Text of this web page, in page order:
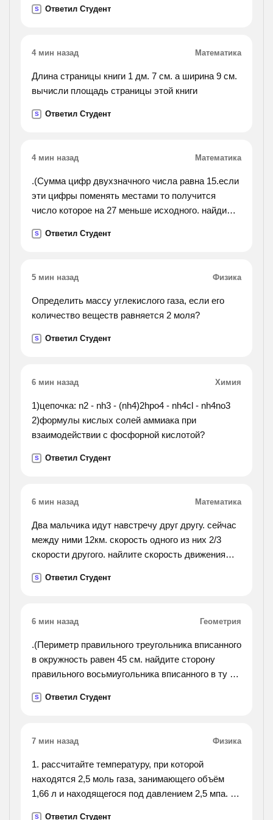
S Ответил Студент
4 мин назад Математика
Длина страницы книги 1 дм. 7 см. а ширина 9 см.
вычисли площадь страницы этой книги
S Ответил Студент
4 мин назад Математика
.(Сумма цифр двухзначного числа равна 15.если
эти цифры поменять местами то получится
число которое на 27 меньше исходного. найди
S Ответил Студент
5 мин назад Физика
Определить массу углекислого газа, если его
количество веществ равняется 2 моля?
S Ответил Студент
6 мин назад Химия
1)цепочка: n2 - nh3 - (nh4)2hpo4 - nh4cl - nh4no3
2)формулы кислых солей аммиака при
взаимодействии с фосфорной кислотой?
S Ответил Студент
6 мин назад Математика
Два мальчика идут навстречу друг другу. сейчас
между ними 12км. скорость одного из них 2/3
скорости другого. найлите скорость движения
встретяться через 1,5
S Ответил Студент
6 мин назад Геометрия
.(Периметр правильного треугольника вписанного
в окружность равен 45 см. найдите сторону
правильного восьмиугольника вписанного в ту же
S Ответил Студент
7 мин назад Физика
1. рассчитайте температуру, при которой
находятся 2,5 моль газа, занимающего объём
1,66 л и находящегося под давлением 2,5 мпа. 2.
S Ответил Студент